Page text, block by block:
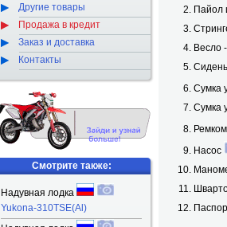
Пайол
Весло
Сумка
Сумка
Насос
Другие товары
Продажа в кредит
Заказ и доставка
Контакты
Смотрите также:
Надувная лодка
Yukona-310TSE(Al)